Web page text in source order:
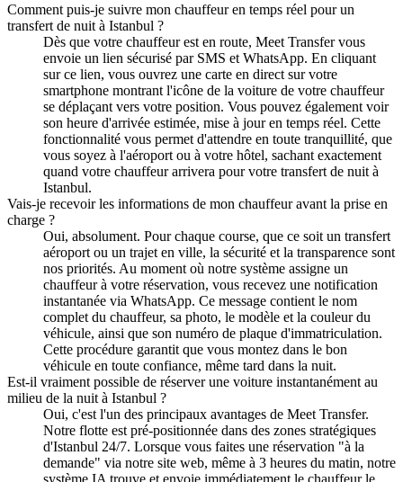
Comment puis-je suivre mon chauffeur en temps réel pour un
transfert de nuit à Istanbul ?
Dès que votre chauffeur est en route, Meet Transfer vous
envoie un lien sécurisé par SMS et WhatsApp. En cliquant
sur ce lien, vous ouvrez une carte en direct sur votre
smartphone montrant l'icône de la voiture de votre chauffeur
se déplaçant vers votre position. Vous pouvez également voir
son heure d'arrivée estimée, mise à jour en temps réel. Cette
fonctionnalité vous permet d'attendre en toute tranquillité, que
vous soyez à l'aéroport ou à votre hôtel, sachant exactement
quand votre chauffeur arrivera pour votre transfert de nuit à
Istanbul.
Vais-je recevoir les informations de mon chauffeur avant la prise en
charge ?
Oui, absolument. Pour chaque course, que ce soit un transfert
aéroport ou un trajet en ville, la sécurité et la transparence sont
nos priorités. Au moment où notre système assigne un
chauffeur à votre réservation, vous recevez une notification
instantanée via WhatsApp. Ce message contient le nom
complet du chauffeur, sa photo, le modèle et la couleur du
véhicule, ainsi que son numéro de plaque d'immatriculation.
Cette procédure garantit que vous montez dans le bon
véhicule en toute confiance, même tard dans la nuit.
Est-il vraiment possible de réserver une voiture instantanément au
milieu de la nuit à Istanbul ?
Oui, c'est l'un des principaux avantages de Meet Transfer.
Notre flotte est pré-positionnée dans des zones stratégiques
d'Istanbul 24/7. Lorsque vous faites une réservation "à la
demande" via notre site web, même à 3 heures du matin, notre
système IA trouve et envoie immédiatement le chauffeur le